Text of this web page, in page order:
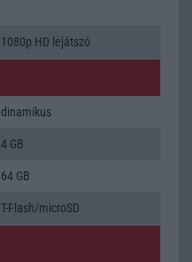
1080p HD lejátszó
dinamikus
4 GB
64 GB
T-Flash/microSD